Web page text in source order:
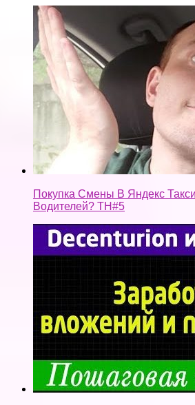
Покупка Смены В Яндекс
Водителей? ТН#5